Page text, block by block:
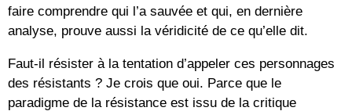
faire comprendre qui l’a sauvée et qui, en dernière
analyse, prouve aussi la véridicité de ce qu’elle dit.
Faut-il résister à la tentation d’appeler ces personnages
des résistants ? Je crois que oui. Parce que le
paradigme de la résistance est issu de la critique